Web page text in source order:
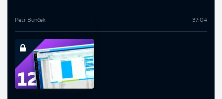
Petr Bunček 37:04